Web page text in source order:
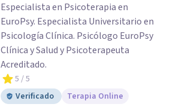
Especialista en Psicoterapia en
EuroPsy. Especialista Universitario en
Psicología Clínica. Psicólogo EuroPsy
Clínica y Salud y Psicoterapeuta
Acreditado.
5 / 5
Verificado
Terapia Online